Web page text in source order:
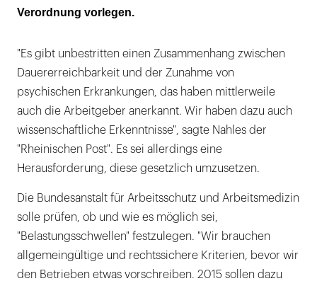
Verordnung vorlegen.
"Es gibt unbestritten einen Zusammenhang zwischen
Dauererreichbarkeit und der Zunahme von
psychischen Erkrankungen, das haben mittlerweile
auch die Arbeitgeber anerkannt. Wir haben dazu auch
wissenschaftliche Erkenntnisse", sagte Nahles der
"Rheinischen Post". Es sei allerdings eine
Herausforderung, diese gesetzlich umzusetzen.
Die Bundesanstalt für Arbeitsschutz und Arbeitsmedizin
solle prüfen, ob und wie es möglich sei,
"Belastungsschwellen" festzulegen. "Wir brauchen
allgemeingültige und rechtssichere Kriterien, bevor wir
den Betrieben etwas vorschreiben. 2015 sollen dazu